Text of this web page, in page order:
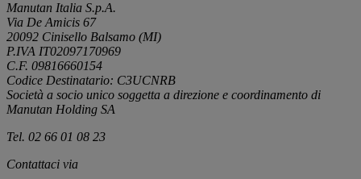
Manutan Italia S.p.A.
Via De Amicis 67
20092 Cinisello Balsamo (MI)
P.IVA IT02097170969
C.F. 09816660154
Codice Destinatario: C3UCNRB
Società a socio unico soggetta a direzione e coordinamento di
Manutan Holding SA
Tel. 02 66 01 08 23
Contattaci via